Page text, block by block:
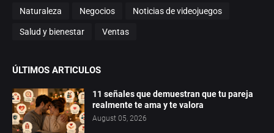
Naturaleza Negocios Noticias de videojuegos
Salud y bienestar Ventas
ÚLTIMOS ARTICULOS
11 señales que demuestran que tu pareja
realmente te ama y te valora
August 05, 2026